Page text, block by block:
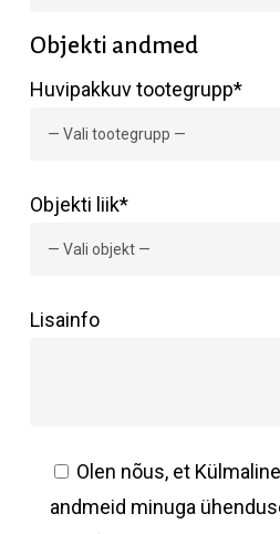
Objekti andmed
Huvipakkuv tootegrupp*
Objekti liik*
Lisainfo
Olen nõus, et
andmeid minuga